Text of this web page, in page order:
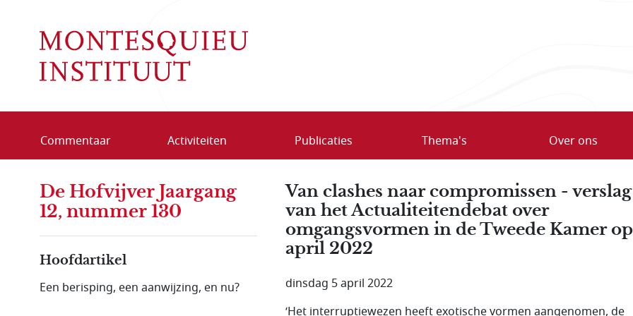
Commentaar Activiteiten Publicaties Thema's Over ons
Van clashes naar compromissen - verslag
van het Actualiteitendebat over
omgangsvormen in de Tweede Kamer
april 2022
dinsdag 5 april 2022
‘Het interruptiewezen heeft exotische vormen aangenomen, de
De Hofvijver Jaargang
12, nummer 130
Hoofdartikel
Een berisping, een aanwijzing, en nu?